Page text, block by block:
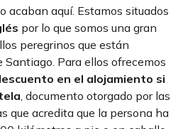
acaban aquí. Estamos situados
por lo que somos una gran
peregrinos que están
Santiago. Para ellos ofrecemos
en el alojamiento si
, documento otorgado por las
que acredita que la persona ha